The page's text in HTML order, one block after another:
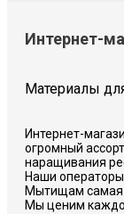
Интернет-
Материалы
Интернет-
огромный
наращивания
Наши
Мытищам самая
Мы ценим